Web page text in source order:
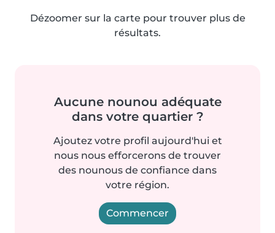
Dézoomer sur la carte pour trouver plus de
résultats.
Aucune nounou adéquate
dans votre quartier ?
Ajoutez votre profil aujourd'hui et
nous nous efforcerons de trouver
des nounous de confiance dans
votre région.
Commencer